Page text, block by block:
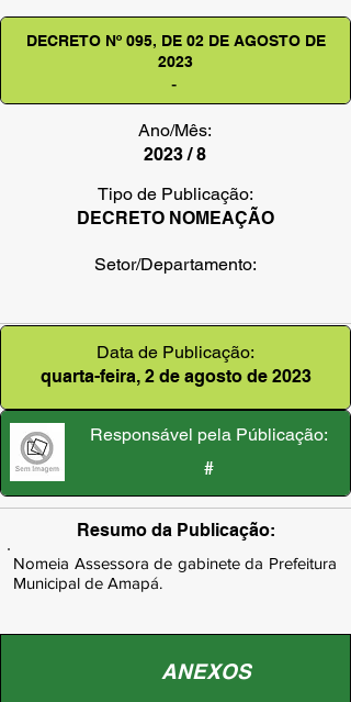
DECRETO Nº 095, DE 02 DE AGOSTO DE
2023
-
Ano/Mês:
2023 / 8
Tipo de Publicação:
DECRETO NOMEAÇÃO
Setor/Departamento:
Data de Publicação:
quarta-feira, 2 de agosto de 2023
Responsável pela Públicação:
#
Resumo da Publicação:
Nomeia Assessora de gabinete da Prefeitura
Municipal de Amapá.
ANEXOS